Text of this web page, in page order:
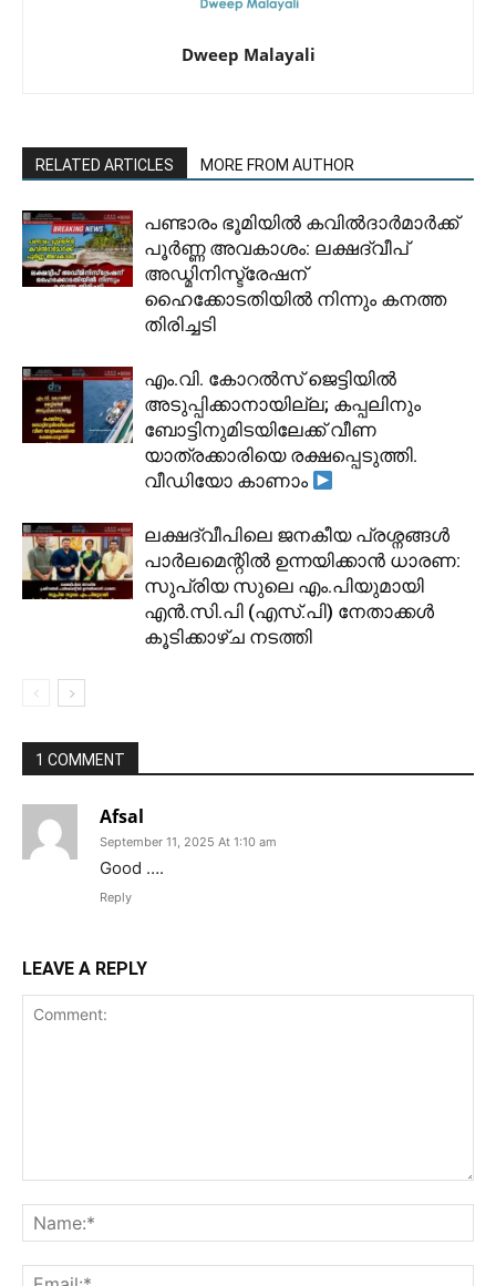
Dweep Malayali
RELATED ARTICLES MORE FROM AUTHOR
പണ്ടാരം ഭൂമിയിൽ കവിൽദാർമാർക്ക്
പൂർണ്ണ അവകാശം: ലക്ഷദ്വീപ്
അഡ്മിനിസ്ട്രേഷന്
ഹൈക്കോടതിയിൽ നിന്നും കനത്ത
തിരിച്ചടി
​എം.വി. കോറൽസ് ജെട്ടിയിൽ
അടുപ്പിക്കാനായില്ല; കപ്പലിനും
ബോട്ടിനുമിടയിലേക്ക് വീണ
യാത്രക്കാരിയെ രക്ഷപ്പെടുത്തി.
വീഡിയോ കാണാം
ലക്ഷദ്വീപിലെ ജനകീയ പ്രശ്നങ്ങൾ
പാർലമെന്റിൽ ഉന്നയിക്കാൻ ധാരണ:
സുപ്രിയ സുലെ എം.പിയുമായി
എൻ.സി.പി (എസ്.പി) നേതാക്കൾ
കൂടിക്കാഴ്ച നടത്തി
1 COMMENT
Afsal
September 11, 2025 At 1:10 am
Good ….
Reply
LEAVE A REPLY